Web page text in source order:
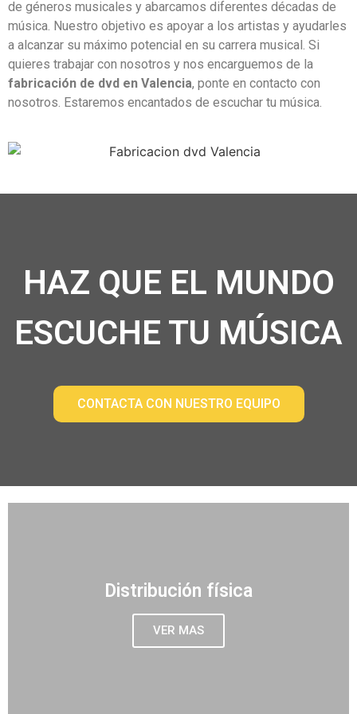
de géneros musicales y abarcamos diferentes décadas de
música. Nuestro objetivo es apoyar a los artistas y ayudarles
a alcanzar su máximo potencial en su carrera musical. Si
quieres trabajar con nosotros y nos encarguemos de la
fabricación de dvd en Valencia, ponte en contacto con
nosotros. Estaremos encantados de escuchar tu música.
HAZ QUE EL MUNDO
ESCUCHE TU MÚSICA
CONTACTA CON NUESTRO EQUIPO
Distribución física
VER MAS